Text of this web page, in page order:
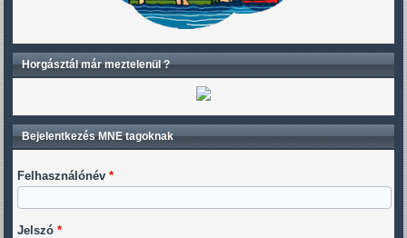
Horgásztál már meztelenül ?
Bejelentkezés MNE tagoknak
Felhasználónév*
Jelszó*